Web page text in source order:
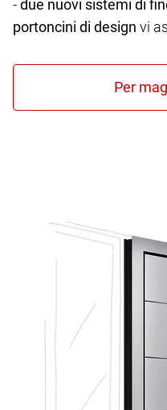
-due nuovi sistemi di
portoncini di design vi